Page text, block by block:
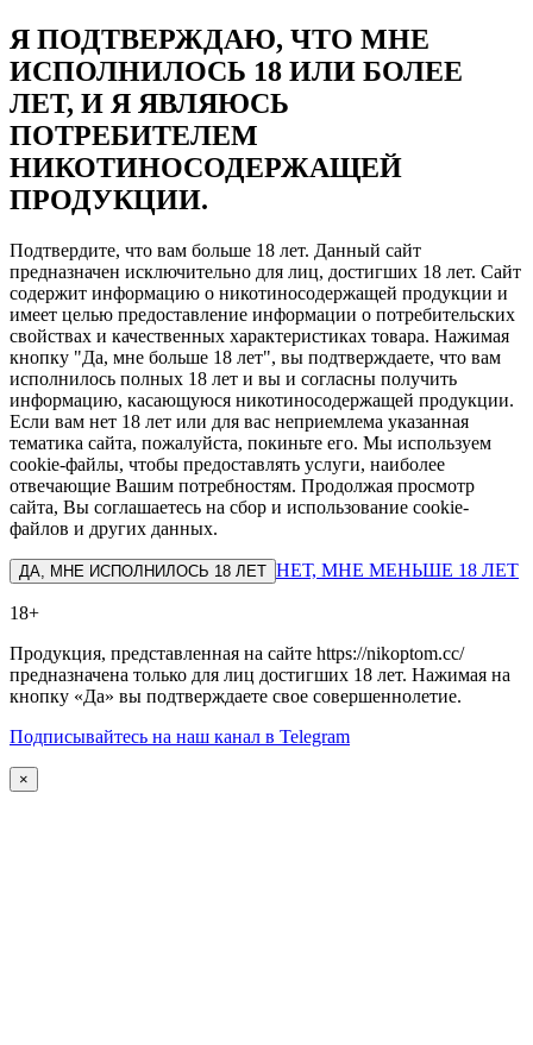
Я ПОДТВЕРЖДАЮ, ЧТО МНЕ
ИСПОЛНИЛОСЬ 18 ИЛИ БОЛЕЕ
ЛЕТ, И Я ЯВЛЯЮСЬ
ПОТРЕБИТЕЛЕМ
НИКОТИНОСОДЕРЖАЩЕЙ
ПРОДУКЦИИ.
Подтвердите, что вам больше 18 лет. Данный сайт
предназначен исключительно для лиц, достигших 18 лет. Сайт
содержит информацию о никотиносодержащей продукции и
имеет целью предоставление информации о потребительских
свойствах и качественных характеристиках товара. Нажимая
кнопку "Да, мне больше 18 лет", вы подтверждаете, что вам
исполнилось полных 18 лет и вы и согласны получить
информацию, касающуюся никотиносодержащей продукции.
Если вам нет 18 лет или для вас неприемлема указанная
тематика сайта, пожалуйста, покиньте его. Мы используем
cookie-файлы, чтобы предоставлять услуги, наиболее
отвечающие Вашим потребностям. Продолжая просмотр
сайта, Вы соглашаетесь на сбор и использование cookie-
файлов и других данных.
ДА, МНЕ ИСПОЛНИЛОСЬ 18 ЛЕТ НЕТ, МНЕ МЕНЬШЕ 18 ЛЕТ
18+
Продукция, представленная на сайте https://nikoptom.cc/
предназначена только для лиц достигших 18 лет. Нажимая на
кнопку «Да» вы подтверждаете свое совершеннолетие.
Подписывайтесь на наш канал в Telegram
×